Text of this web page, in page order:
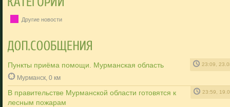
Другие новости
Пункты приёма помощи. Мурманская область 23:09,
Мурманск, 0 км
В правительстве Мурманской области готовятся к
лесным пожарам
23:59,